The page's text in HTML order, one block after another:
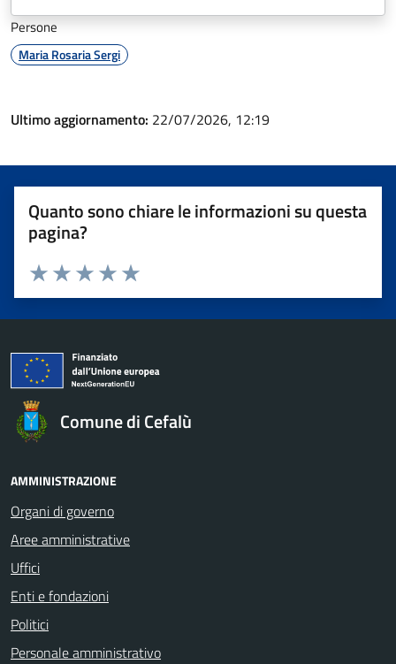
Persone
Maria Rosaria Sergi
Ultimo aggiornamento: 22/07/2026, 12:19
Quanto sono chiare le informazioni su questa
pagina?
Valuta 5 stelle su 5
Valuta 4 stelle su 5
Valuta 3 stelle su 5
Valuta 2 stelle su 5
Valuta 1 stelle su 5
Comune di Cefalù
AMMINISTRAZIONE
Organi di governo
Aree amministrative
Uffici
Enti e fondazioni
Politici
Personale amministrativo